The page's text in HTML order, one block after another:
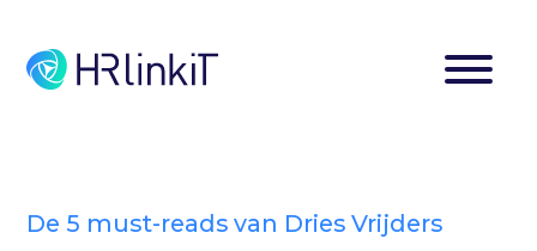
De 5 must-reads van Dries Vrijders